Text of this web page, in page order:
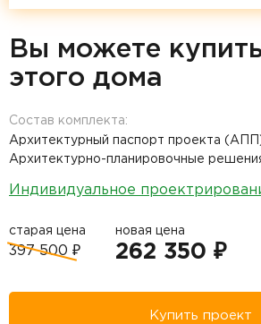
Вы можете
этого дома
Состав комплекта:
Архитектурный паспорт проекта
Архитектурно-планировочные
Индивидуальное
старая цена
397 500 ₽
новая цена
262 350 ₽
Купить проект